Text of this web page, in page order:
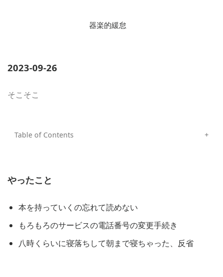
器楽的緩怠
2023-09-26
そこそこ
やったこと
本を持っていくの忘れて読めない
もろもろのサービスの電話番号の変更手続き
八時くらいに寝落ちして朝まで寝ちゃった、反省